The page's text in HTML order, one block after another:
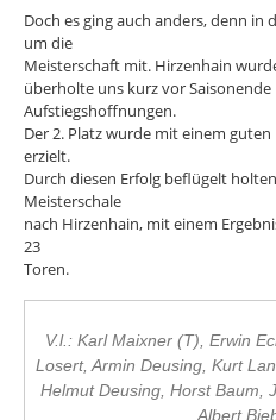
Doch es ging auch anders, denn in
um die
Meisterschaft mit. Hirzenhain
überholte uns kurz vor
Aufstiegshoffnungen.
Der 2. Platz wurde mit einem
erzielt.
Durch diesen Erfolg beflügelt
Meisterschale
nach Hirzenhain, mit einem
23
Toren.
V.l.: Karl Maixner (T), Erwin
Losert, Armin Deusing, Kurt
Helmut Deusing, Horst Baum,
Albert